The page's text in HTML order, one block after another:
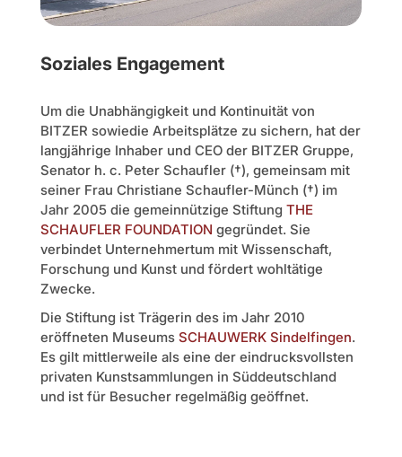
Soziales Engagement
Um die Unabhängigkeit und Kontinuität von
BITZER sowiedie Arbeitsplätze zu sichern, hat der
langjährige Inhaber und CEO der BITZER Gruppe,
Senator h. c. Peter Schaufler (†), gemeinsam mit
seiner Frau Christiane Schaufler-Münch (†) im
Jahr 2005 die gemeinnützige Stiftung THE
SCHAUFLER FOUNDATION gegründet. Sie
verbindet Unternehmertum mit Wissenschaft,
Forschung und Kunst und fördert wohltätige
Zwecke.
Die Stiftung ist Trägerin des im Jahr 2010
eröffneten Museums SCHAUWERK Sindelfingen.
Es gilt mittlerweile als eine der eindrucksvollsten
privaten Kunstsammlungen in Süddeutschland
und ist für Besucher regelmäßig geöffnet.